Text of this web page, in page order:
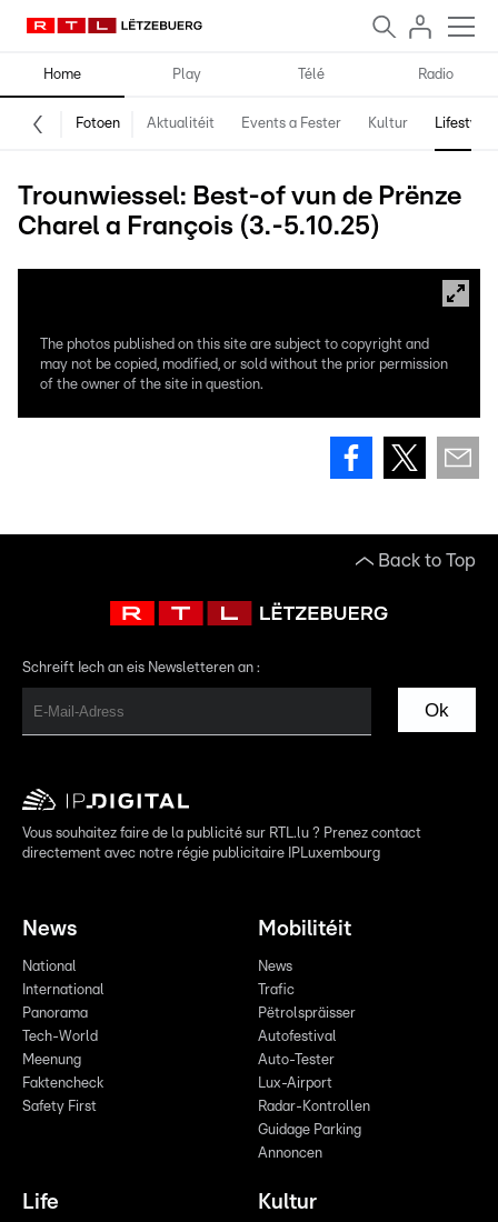
Home Play Télé Radio
Fotoen Aktualitéit Events a Fester Kultur Lifestyle
Trounwiessel: Best-of vun de Prënze
Charel a François (3.-5.10.25)
The photos published on this site are subject to copyright and
may not be copied, modified, or sold without the prior permission
of the owner of the site in question.
Back to Top
Schreift Iech an eis Newsletteren an :
Ok
Vous souhaitez faire de la publicité sur RTL.lu ? Prenez contact
directement avec notre régie publicitaire IPLuxembourg
News
National
International
Panorama
Tech-World
Meenung
Faktencheck
Safety First
Mobilitéit
News
Trafic
Pëtrolspräisser
Autofestival
Auto-Tester
Lux-Airport
Radar-Kontrollen
Guidage Parking
Annoncen
Life Kultur